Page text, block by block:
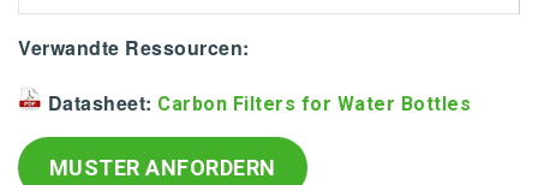
Verwandte Ressourcen:
Datasheet: Carbon Filters for Water Bottles
MUSTER ANFORDERN